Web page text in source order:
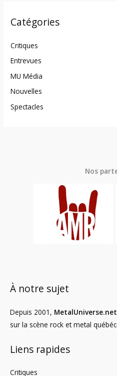
Catégories
Critiques
Entrevues
MU Média
Nouvelles
Spectacles
Nos
À notre sujet
Depuis 2001, MetalUniverse.net
sur la scène rock et metal
Liens rapides
Critiques